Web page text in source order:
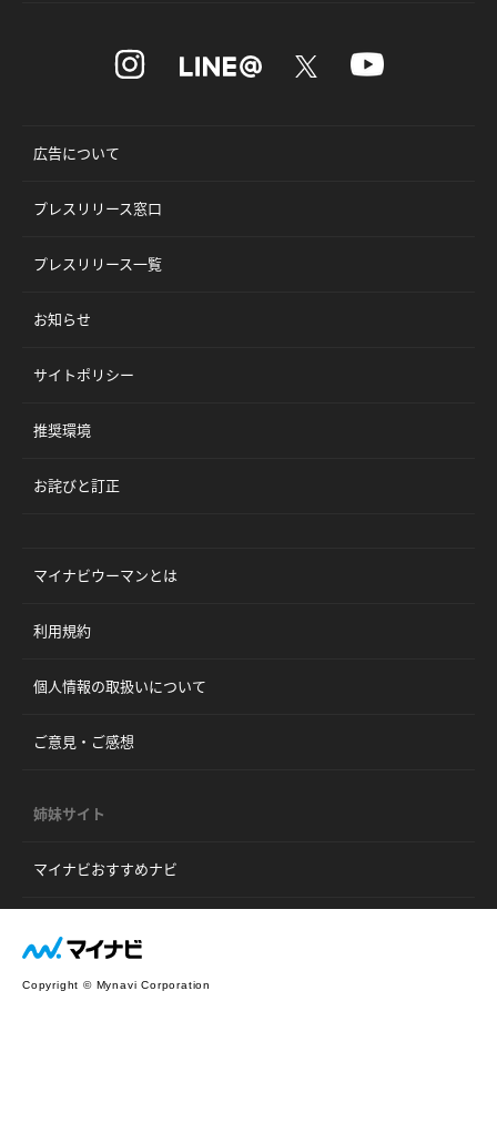
広告について
プレスリリース窓口
プレスリリース一覧
お知らせ
サイトポリシー
推奨環境
お詫びと訂正
マイナビウーマンとは
利用規約
個人情報の取扱いについて
ご意見・ご感想
姉妹サイト
マイナビおすすめナビ
Copyright © Mynavi Corporation